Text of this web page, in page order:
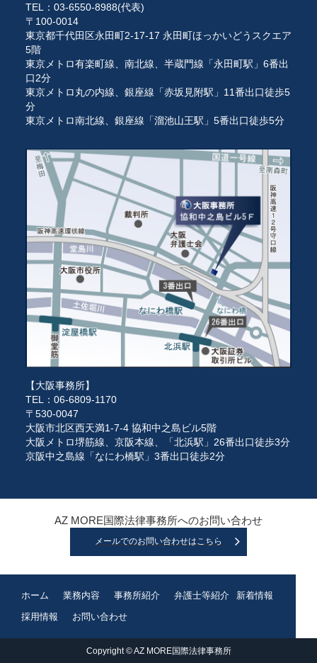
TEL：03-6550-8988(代表)
〒100-0014
東京都千代田区永田町2-17-17 永田町ほっかいどうスクエア
5階
東京メトロ有楽町線、南北線、半蔵門線「永田町駅」6番出
口2分
東京メトロ丸の内線、銀座線「赤坂見附駅」11番出口徒歩5
分
東京メトロ南北線、銀座線「溜池山王駅」5番出口徒歩5分
【大阪事務所】
TEL：06-6809-1170
〒530-0047
大阪市北区西天満1-7-4 協和中之島ビル5階
大阪メトロ堺筋線、京阪本線、「北浜駅」26番出口徒歩3分
京阪中之島線「なにわ橋駅」3番出口徒歩2分
AZ MORE国際法律事務所へのお問い合わせ
メールでのお問い合わせはこちら
ホーム 業務内容 事務所紹介 弁護士等紹介
新着情報
採用情報
お問い合わせ
Copyright © AZ MORE国際法律事務所